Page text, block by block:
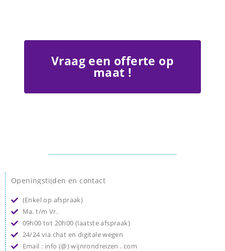
Vraag een offerte op
maat !
Openingstijden en contact
(Enkel op afspraak)
Ma. t/m Vr.
09h00 tot 20h00 (laatste afspraak)
24/24 via chat en digitale wegen
Email : info (@) wijnrondreizen . com